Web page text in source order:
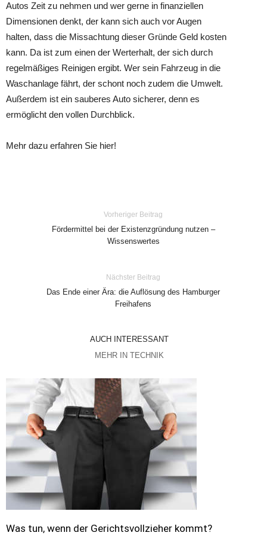
Autos Zeit zu nehmen und wer gerne in finanziellen
Dimensionen denkt, der kann sich auch vor Augen
halten, dass die Missachtung dieser Gründe Geld kosten
kann. Da ist zum einen der Werterhalt, der sich durch
regelmäßiges Reinigen ergibt. Wer sein Fahrzeug in die
Waschanlage fährt, der schont noch zudem die Umwelt.
Außerdem ist ein sauberes Auto sicherer, denn es
ermöglicht den vollen Durchblick.
Mehr dazu erfahren Sie hier!
Vorheriger Beitrag
Fördermittel bei der Existenzgründung nutzen –
Wissenswertes
Nächster Beitrag
Das Ende einer Ära: die Auflösung des Hamburger
Freihafens
AUCH INTERESSANT
MEHR IN TECHNIK
Was tun, wenn der Gerichtsvollzieher kommt?